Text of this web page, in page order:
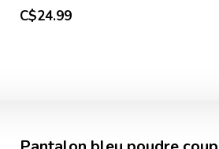
C$24.99